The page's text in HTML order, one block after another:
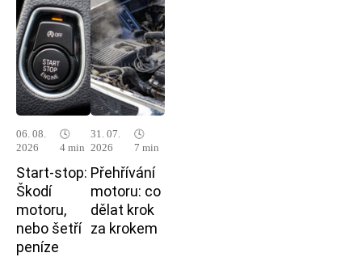
06. 08.
2026
🕓
4 min
Start-stop:
Škodí
motoru,
nebo šetří
peníze
31. 07.
2026
🕓
7 min
Přehřívání
motoru: co
dělat krok
za krokem